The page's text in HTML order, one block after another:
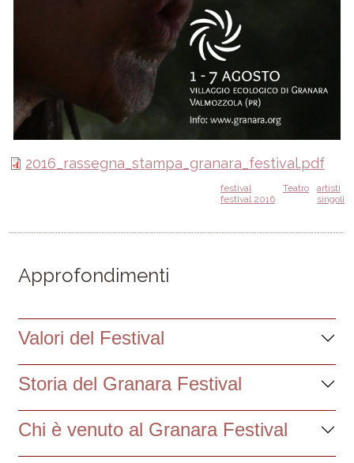
2016_rassegna_stampa_granara_festival.pdf
artisti
singoli
Teatro
festival
festival 2016
Approfondimenti
Valori del Festival
Storia del Granara Festival
Chi è venuto al Granara Festival